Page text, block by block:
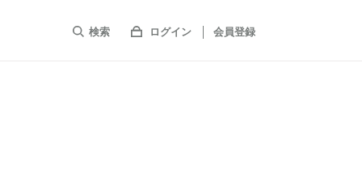
検索 ログイン 会員登録